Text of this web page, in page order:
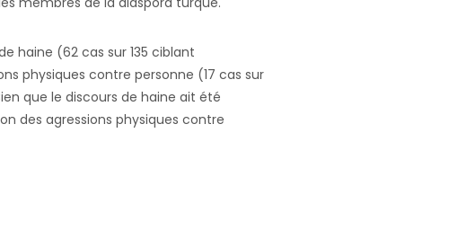
haine (62 cas sur 135 ciblant
physiques contre personne (17 cas sur
que le discours de haine ait été
des agressions physiques contre